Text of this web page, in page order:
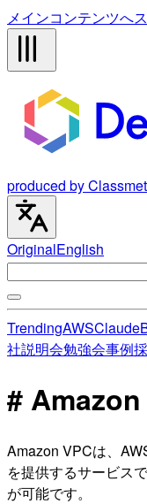
メインコンテンツへ
produced by
OriginalEnglish
TrendingAWSClaude
社説明会勉強会事例
#
Amazon VPCは、
を提供するサービス
が可能です。